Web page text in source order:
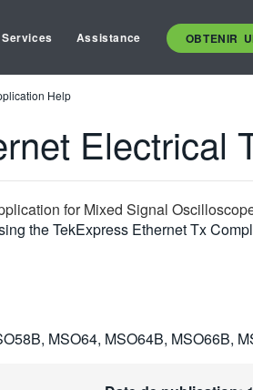
Services Assistance OBTENIR
Help
Electrical
for Mixed Signal
the TekExpress Ethernet Tx
MSO64, MSO64B, MSO66B,